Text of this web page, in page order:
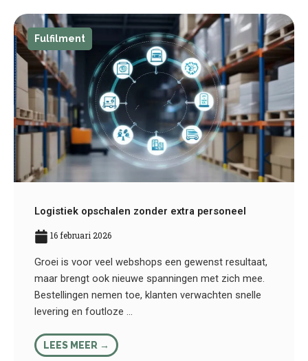
Fulfilment
Logistiek opschalen zonder extra personeel
16 februari 2026
Groei is voor veel webshops een gewenst resultaat,
maar brengt ook nieuwe spanningen met zich mee.
Bestellingen nemen toe, klanten verwachten snelle
levering en foutloze ...
LEES MEER →